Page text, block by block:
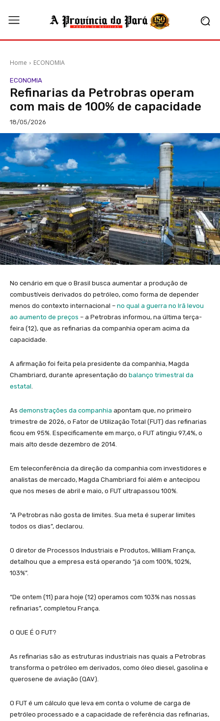
Home ECONOMIA
ECONOMIA
Refinarias da Petrobras operam
com mais de 100% de capacidade
18/05/2026
No cenário em que o Brasil busca aumentar a produção de
combustíveis derivados do petróleo, como forma de depender
menos do contexto internacional – no qual a guerra no Irã levou
ao aumento de preços – a Petrobras informou, na última terça-
feira (12), que as refinarias da companhia operam acima da
capacidade.
A afirmação foi feita pela presidente da companhia, Magda
Chambriard, durante apresentação do balanço trimestral da
estatal
As demonstrações da companhia apontam que, no primeiro
trimestre de 2026, o Fator de Utilização Total (FUT) das refinarias
ficou em 95%. Especificamente em março, o FUT atingiu 97,4%, o
mais alto desde dezembro de 2014.
Em teleconferência da direção da companhia com investidores e
analistas de mercado, Magda Chambriard foi além e antecipou
que nos meses de abril e maio, o FUT ultrapassou 100%.
“A Petrobras não gosta de limites. Sua meta é superar limites
todos os dias”, declarou.
O diretor de Processos Industriais e Produtos, William França,
detalhou que a empresa está operando “já com 100%, 102%,
103%”.
“De ontem (11) para hoje (12) operamos com 103% nas nossas
refinarias”, completou França.
O QUE É O FUT?
As refinarias são as estruturas industriais nas quais a Petrobras
transforma o petróleo em derivados, como óleo diesel, gasolina e
querosene de aviação (QAV).
O FUT é um cálculo que leva em conta o volume de carga de
petróleo processado e a capacidade de referência das refinarias,